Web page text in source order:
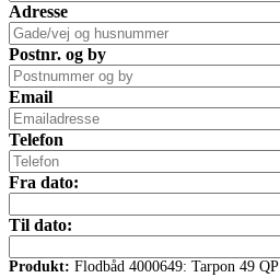
Adresse
Postnr. og by
Email
Telefon
Fra dato:
Til dato:
Produkt: Flodbåd 4000649: Tarpon 49 QP